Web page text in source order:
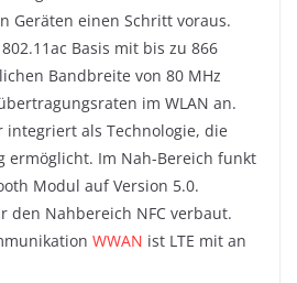
Geräten einen Schritt voraus.
Basis mit bis zu 866
Bandbreite von 80 MHz
im WLAN an.
integriert als Technologie, die
ermöglicht. Im Nah-Bereich funkt
Modul auf Version 5.0.
den Nahbereich NFC verbaut.
WWAN ist LTE mit an